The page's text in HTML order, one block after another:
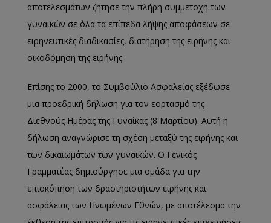
αποτελεσμάτων ζήτησε την πλήρη συμμετοχή των
γυναικών σε όλα τα επίπεδα λήψης αποφάσεων σε
ειρηνευτικές διαδικασίες, διατήρηση της ειρήνης και
οικοδόμηση της ειρήνης.
Επίσης το 2000, το Συμβούλιο Ασφαλείας εξέδωσε
μια προεδρική δήλωση για τον εορτασμό της
Διεθνούς Ημέρας της Γυναίκας (8 Μαρτίου). Αυτή η
δήλωση αναγνώρισε τη σχέση μεταξύ της ειρήνης και
των δικαιωμάτων των γυναικών. Ο Γενικός
Γραμματέας δημιούργησε μια ομάδα για την
επισκόπηση των δραστηριοτήτων ειρήνης και
ασφάλειας των Ηνωμένων Εθνών, με αποτέλεσμα την